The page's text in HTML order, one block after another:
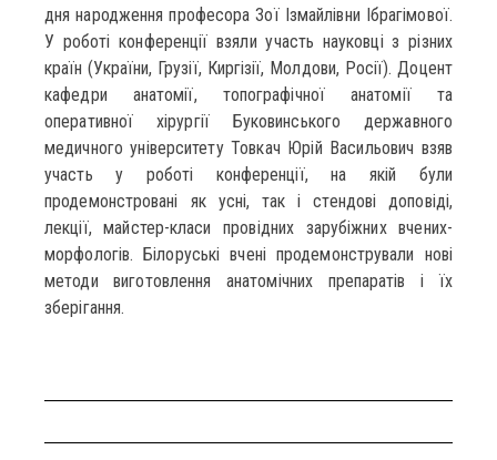
дня народження професора Зої Ізмайлівни Ібрагімової.
У роботі конференції взяли участь науковці з різних
країн (України, Грузії, Киргізії, Молдови, Росії). Доцент
кафедри анатомії, топографічної анатомії та
оперативної хірургії Буковинського державного
медичного університету Товкач Юрій Васильович взяв
участь у роботі конференції, на якій були
продемонстровані як усні, так і стендові доповіді,
лекції, майстер-класи провідних зарубіжних вчених-
морфологів. Білоруські вчені продемонстрували нові
методи виготовлення анатомічних препаратів і їх
зберігання.